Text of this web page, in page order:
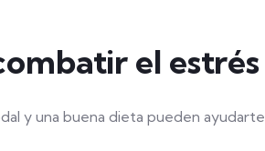
el estrés
y una buena dieta pueden ayudarte